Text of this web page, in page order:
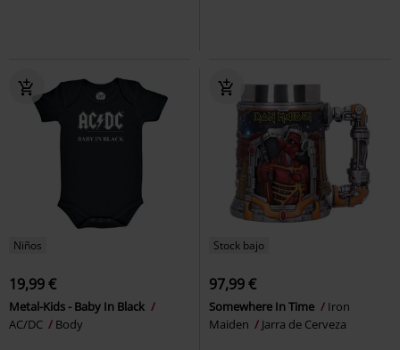
Niños
19,99 €
Metal-Kids - Baby In Black
AC/DC
Body
Stock bajo
97,99 €
Somewhere In Time
Iron
Maiden
Jarra de Cerveza